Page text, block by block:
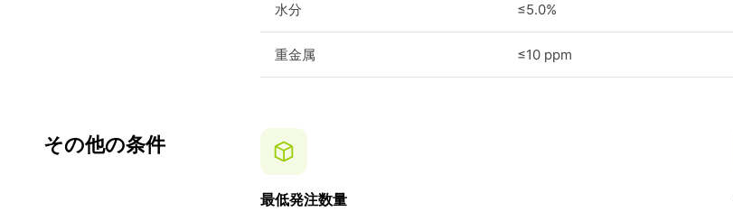
水分 ≤5.0%
重金属 ≤10 ppm
その他の条件
最低発注数量